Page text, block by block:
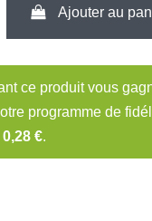
Ajouter au
ce produit vous
programme de
0,28 €.